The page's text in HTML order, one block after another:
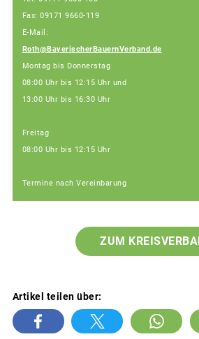
Fax: 09171 9660-119
E-Mail:
Roth@BayerischerBauernVerband.de
Montag bis Donnerstag
08:00 Uhr bis 12:15 Uhr und
13:00 Uhr bis 16:30 Uhr
Freitag
08:00 Uhr bis 12:15 Uhr
Termine nach Vereinbarung
ZUM
Artikel teilen über: